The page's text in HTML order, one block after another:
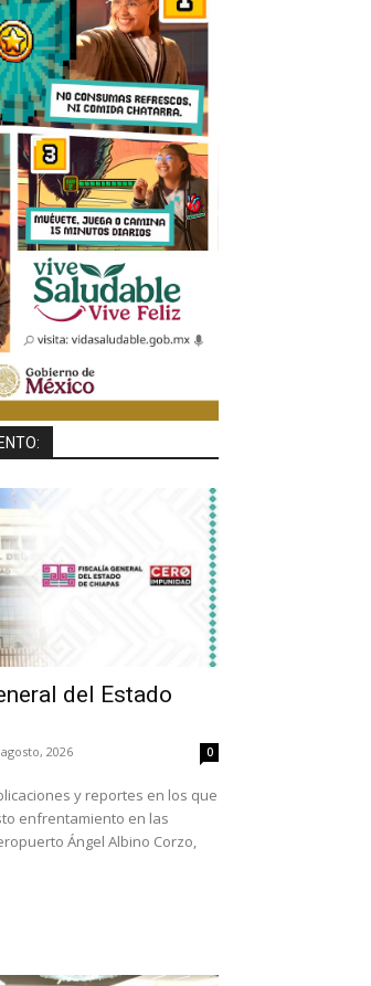
del Estado
2026 0
y reportes en los que
enfrentamiento en las
Ángel Albino Corzo,